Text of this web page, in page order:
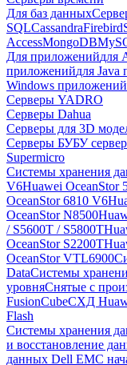
Для баз данных
SQLCassandra
AccessMongoDB
Для приложенийдля
приложенийдля Java
Windows приложений
Серверы YADRO
Серверы Dahua
Серверы для 3D
Серверы БУБУ
Supermicro
Системы хранения
V6Huawei OceanStor
OceanStor 6810 V6
OceanStor N8500
/ S5600T / S5800T
OceanStor S2200T
OceanStor VTL6900
DataСистемы
уровняСнятые с
FusionCubeСХД
Flash
Системы хранения
и восстановление
данных Dell EMC